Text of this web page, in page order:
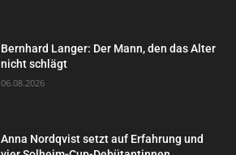
Bernhard Langer: Der Mann, den das Alter
nicht schlägt
06.08.2026
Anna Nordqvist setzt auf Erfahrung und